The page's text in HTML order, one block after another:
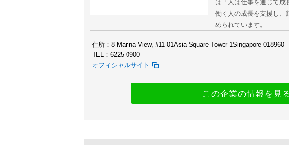
は「人は仕事を通じて成
働く人の成長を支援し、
められています。
住所：8 Marina View, #11-01Asia Square Tower 1Singapore 018960
TEL：6225-0900
オフィシャルサイト
この企業の情報を見る